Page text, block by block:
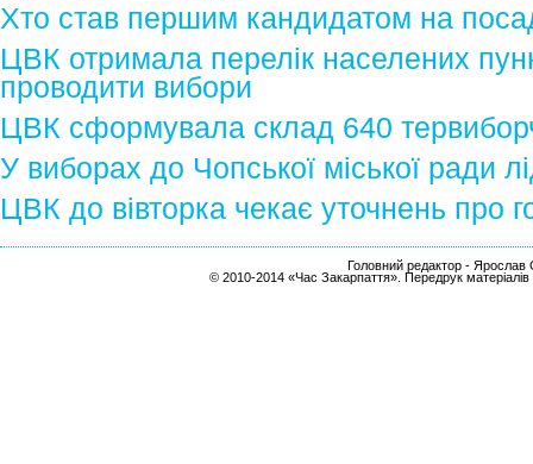
Хто став першим кандидатом на
ЦВК отримала перелік населених
проводити вибори
ЦВК сформувала склад 640
У виборах до Чопської міської ради
ЦВК до вівторка чекає уточнень про
Головний редактор - Ярослав
© 2010-2014 «Час Закарпаття». Передрук